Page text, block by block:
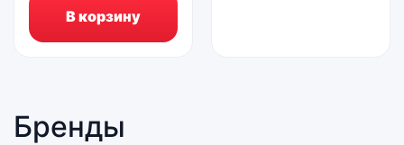
В корзину
Бренды